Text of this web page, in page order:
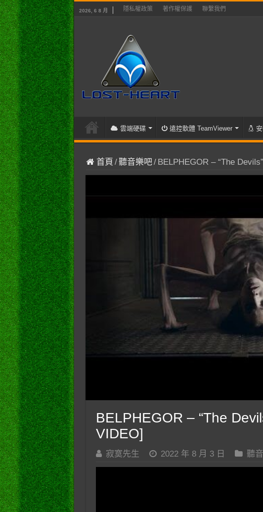
2026, 6 8 月 隱私權政策 著作權保護 聯繫我們
雲端硬碟 遠控軟體 TeamViewer
首頁 /聽音樂吧/ BELPHEGOR – “The
BELPHEGOR – “The
VIDEO]
寂寞先生 2022 年 8 月 3 日 聽